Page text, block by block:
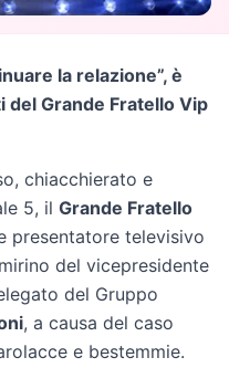
la relazione”, è
Grande Fratello Vip
chiacchierato e
5, il Grande Fratello
presentatore televisivo
del vicepresidente
del Gruppo
, a causa del caso
e bestemmie.